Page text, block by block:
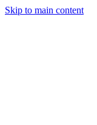
Skip to main content